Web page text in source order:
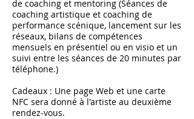
de coaching et mentoring (Séances de
coaching artistique et coaching de
performance scénique, lancement sur les
réseaux, bilans de compétences
mensuels en présentiel ou en visio et un
suivi entre les séances de 20 minutes par
téléphone.)
Cadeaux : Une page Web et une carte
NFC sera donné à l'artiste au deuxième
rendez-vous.